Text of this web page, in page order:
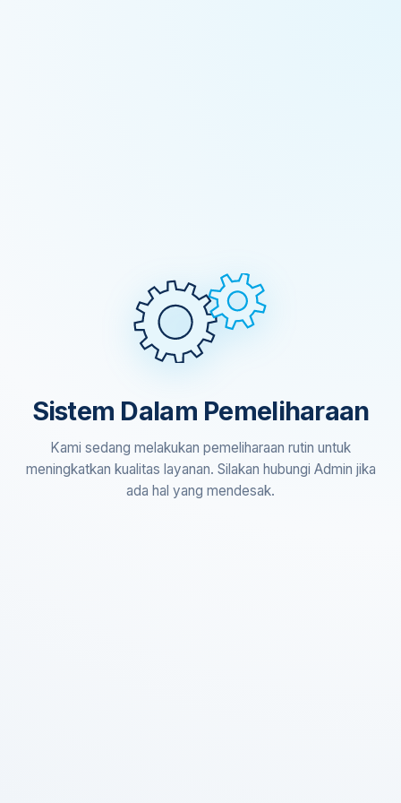
Sistem Dalam Pemeliharaan
Kami sedang melakukan pemeliharaan rutin untuk
meningkatkan kualitas layanan. Silakan hubungi Admin jika
ada hal yang mendesak.